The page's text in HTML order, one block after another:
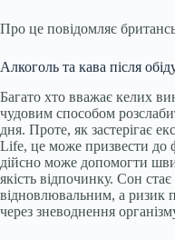
Про це повідомляє
Алкоголь та кава після
Багато хто вважає келих
чудовим способом
дня. Проте, як застерігає
Life, це може призвести до
дійсно може допомогти
якість відпочинку. Сон
відновлювальним, а ризик
через зневоднення